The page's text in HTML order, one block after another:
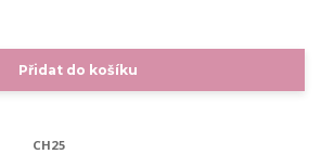
Přidat do košíku
CH25